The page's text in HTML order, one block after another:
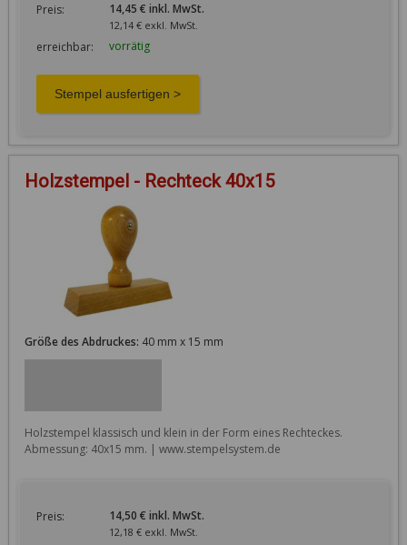
Preis: 14,45 € inkl. MwSt.
12,14 € exkl. MwSt.
erreichbar: vorrätig
Holzstempel - Rechteck 40x15
Größe des Abdruckes: 40 mm x 15 mm
Holzstempel klassisch und klein in der Form eines Rechteckes.
Abmessung: 40x15 mm. | www.stempelsystem.de
Preis: 14,50 € inkl. MwSt.
12,18 € exkl. MwSt.